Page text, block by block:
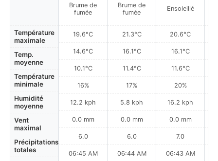
Température
maximale
Temp.
moyenne
Température
minimale
Humidité
moyenne
Vent
maximal
Précipitations
totales
Brume de
fumée
19.6°C
14.6°C
10.1°C
16%
12.2 kph
0.0 mm
6.0
06:45 AM
Brume de
fumée
21.3°C
16.1°C
11.4°C
17%
5.8 kph
0.0 mm
6.0
06:44 AM
Ensoleillé
20.6°C
16.1°C
11.6°C
20%
16.2 kph
0.0 mm
7.0
06:43 AM